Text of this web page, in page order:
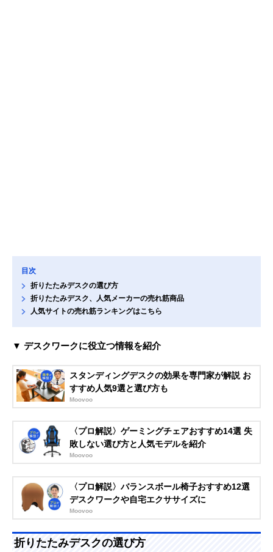
目次
折りたたみデスクの選び方
折りたたみデスク、人気メーカーの売れ筋商品
人気サイトの売れ筋ランキングはこちら
▼ デスクワークに役立つ情報を紹介
スタンディングデスクの効果を専門家が解説 お
すすめ人気9選と選び方も
Moovoo
〈プロ解説〉ゲーミングチェアおすすめ14選 失
敗しない選び方と人気モデルを紹介
Moovoo
〈プロ解説〉バランスボール椅子おすすめ12選
デスクワークや自宅エクササイズに
Moovoo
折りたたみデスクの選び方